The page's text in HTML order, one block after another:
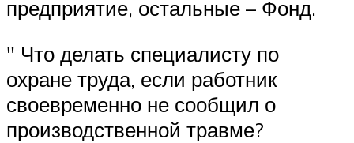
предприятие, остальные – Фонд.
″ Что делать специалисту по
охране труда, если работник
своевременно не сообщил о
производственной травме?